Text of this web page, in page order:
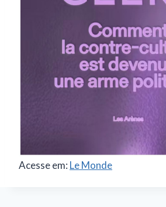
Acesse em: Le Monde